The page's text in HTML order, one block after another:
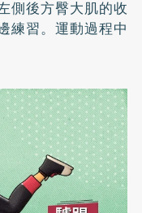
側後方臀大肌的收
練習。運動過程中